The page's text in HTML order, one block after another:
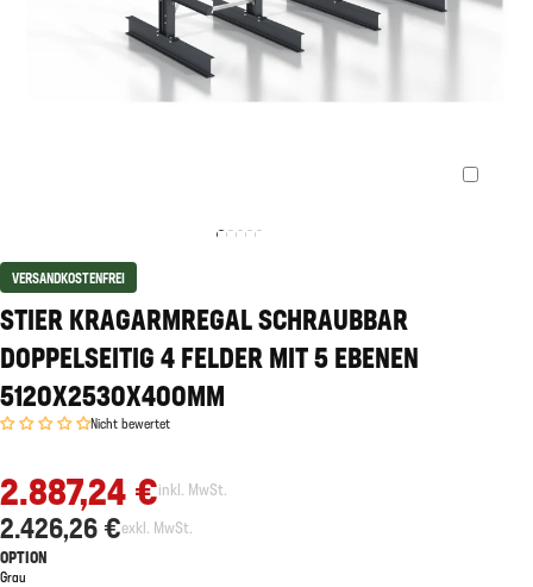
VERSANDKOSTENFREI
STIER KRAGARMREGAL SCHRAUBBAR
DOPPELSEITIG 4 FELDER MIT 5 EBENEN
5120X2530X400MM
Nicht bewertet
2.887,24 €inkl. MwSt.
2.426,26 €exkl. MwSt.
OPTION
Grau